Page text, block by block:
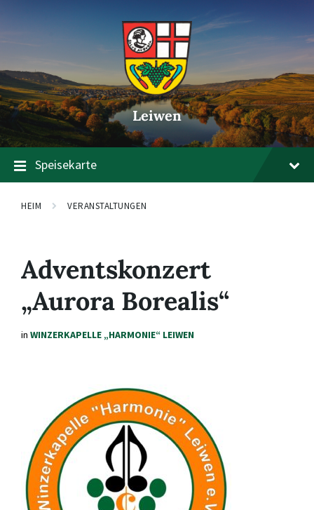
springen
springen
springen
Leiwen
Speisekarte
HEIM VERANSTALTUNGEN
Adventskonzert
„Aurora Borealis“
in WINZERKAPELLE „HARMONIE“ LEIWEN